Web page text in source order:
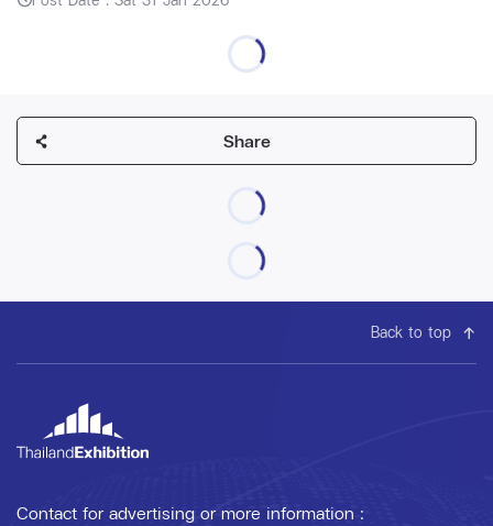
Share
Back to top
Contact for advertising or more information :